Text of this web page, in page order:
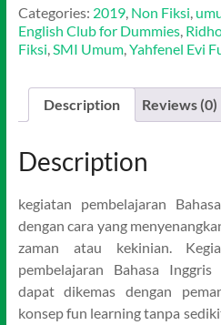
Categories: 2019, Non Fiksi,
English Club for Dummies,
Fiksi,SMI Umum,Yahfenel Evi
Description Reviews (0)
Description
kegiatan pembelajaran
dengan cara yang
zaman atau kekinian.
pembelajaran Bahasa
dapat dikemas dengan
konsep fun learning tanpa